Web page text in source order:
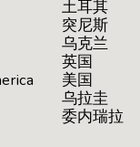
土耳其
突尼斯
乌克兰
英国
美国
乌拉圭
委内瑞拉